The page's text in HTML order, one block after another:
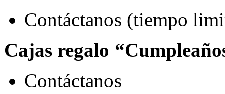
Contáctanos (tiempo
Cajas regalo
Contáctanos